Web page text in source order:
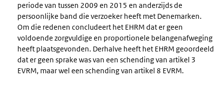
periode van tussen 2009 en 2015 en anderzijds de
persoonlijke band die verzoeker heeft met Denemarken.
Om die redenen concludeert het EHRM dat er geen
voldoende zorgvuldige en proportionele belangenafweging
heeft plaatsgevonden. Derhalve heeft het EHRM geoordeeld
dat er geen sprake was van een schending van artikel 3
EVRM, maar wel een schending van artikel 8 EVRM.